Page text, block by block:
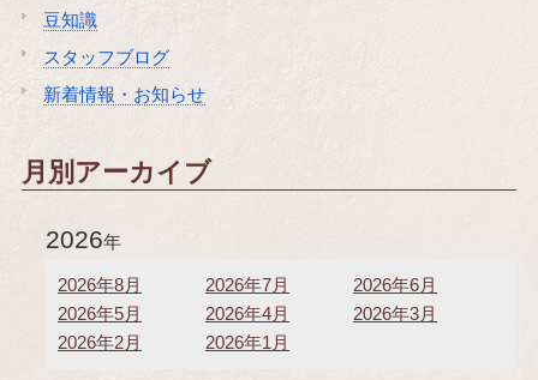
豆知識
スタッフブログ
新着情報・お知らせ
月別アーカイブ
2026年
2026年8月 2026年7月
2026年6月
2026年5月
2026年4月
2026年3月
2026年2月
2026年1月